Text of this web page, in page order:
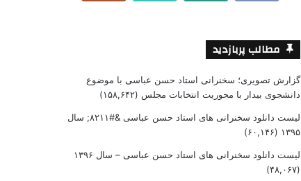
مطالب پربازدید
گزارش تصویری؛ سخنرانی استاد حسن عباسی با موضوع
دانشجوی بیدار با محوریت انتخابات مجلس (۱۵۸,۶۴۲)
لیست دانلود سخنرانی های استاد حسن عباسی &#۸۲۱۱; سال
۱۳۹۵ (۶۰,۱۴۶)
لیست دانلود سخنرانی های استاد حسن عباسی – سال ۱۳۹۶
(۴۸,۰۶۷)